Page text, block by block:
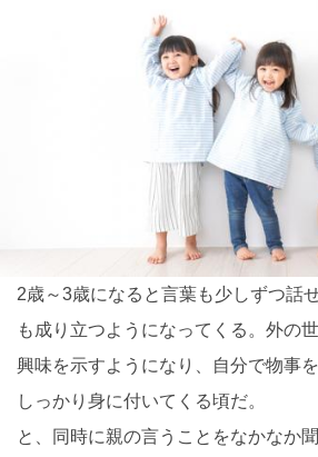
2歳～3歳になると言葉も少しずつ話
も成り立つようになってくる。外の
興味を示すようになり、自分で物事
しっかり身に付いてくる頃だ。
と、同時に親の言うことをなかなか